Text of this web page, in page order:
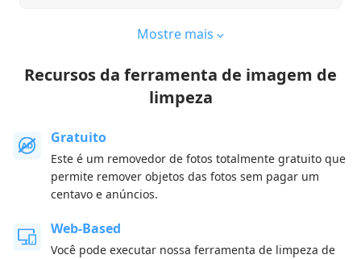
Mostre mais
Recursos da ferramenta de imagem de
limpeza
Gratuito
Este é um removedor de fotos totalmente gratuito que
permite remover objetos das fotos sem pagar um
centavo e anúncios.
Web-Based
Você pode executar nossa ferramenta de limpeza de